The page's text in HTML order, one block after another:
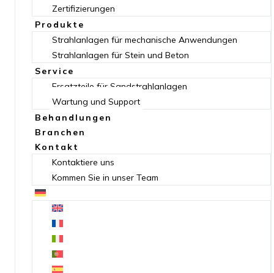
Zertifizierungen
Produkte
Strahlanlagen für mechanische Anwendungen
Strahlanlagen für Stein und Beton
Service
Ersatzteile für Sandstrahlanlagen
Wartung und Support
Behandlungen
Branchen
Kontakt
Kontaktiere uns
Kommen Sie in unser Team